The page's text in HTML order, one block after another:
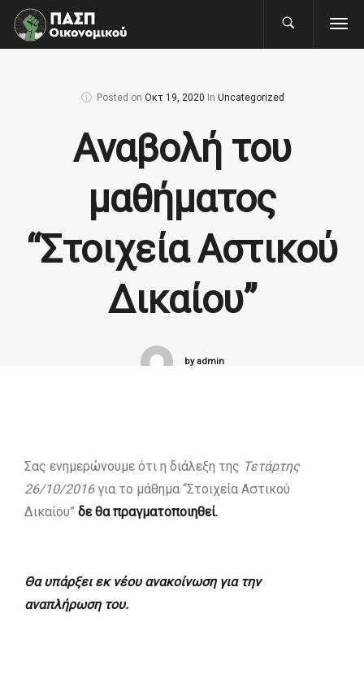
Posted on Οκτ 19, 2020 In Uncategorized
Αναβολή του
μαθήματος
“Στοιχεία Αστικού
Δικαίου”
by admin
Σας ενημερώνουμε ότι η διάλεξη της Τετάρτης
26/10/2016για το μάθημα “Στοιχεία Αστικού
Δικαίου” δε θα πραγματοποιηθεί.
Θα υπάρξει εκ νέου ανακοίνωση για την
αναπλήρωση του.